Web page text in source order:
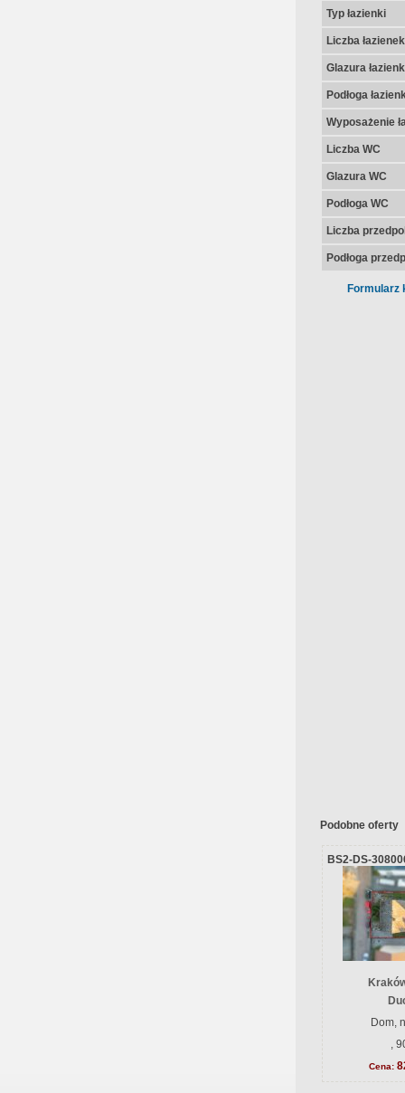
Typ łazienki
Liczba łazienek
Glazura
Podłoga
Wyposażenie
Liczba WC
Glazura WC
Podłoga WC
Liczba
Podłoga
Formularz
Podobne oferty
BS2-DS-
Dom,
,
Cena: